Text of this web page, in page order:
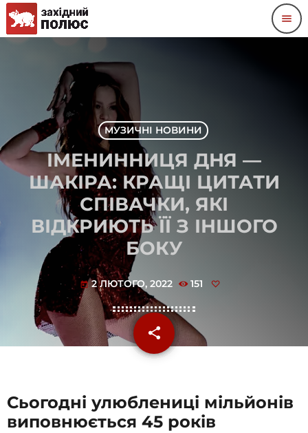
menu
МУЗИЧНІ НОВИНИ
ІМЕНИННИЦЯ ДНЯ —
ШАКІРА: КРАЩІ ЦИТАТИ
СПІВАЧКИ, ЯКІ
ВІДКРИЮТЬ ЇЇ З ІНШОГО
БОКУ
today 2 ЛЮТОГО, 2022 151
share
email
Сьогодні улюблениці мільйонів
виповнюється 45 років